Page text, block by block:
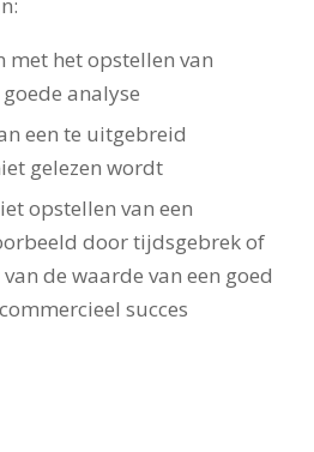
met het opstellen van
analyse
een te uitgebreid
gelezen wordt
opstellen van een
door tijdsgebrek of
de waarde van een goed
succes